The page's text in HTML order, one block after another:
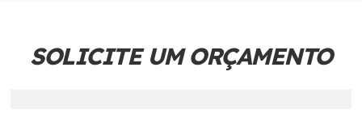
SOLICITE UM ORÇAMENTO